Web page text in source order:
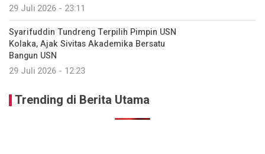
29 Juli 2026 - 23:11
Syarifuddin Tundreng Terpilih Pimpin USN
Kolaka, Ajak Sivitas Akademika Bersatu
Bangun USN
29 Juli 2026 - 12:23
Trending di Berita Utama